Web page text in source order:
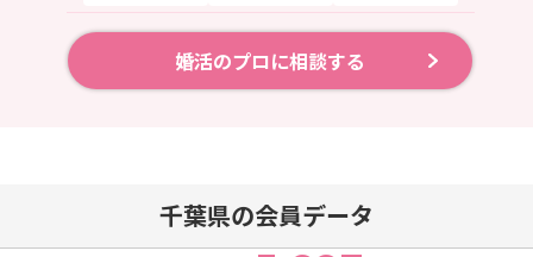
婚活のプロに相談する
千葉県の会員データ